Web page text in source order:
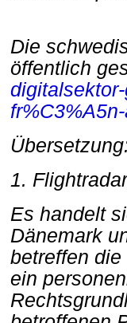
Die
öffentlich
1.
Es handelt
Dänemark
betreffen
ein